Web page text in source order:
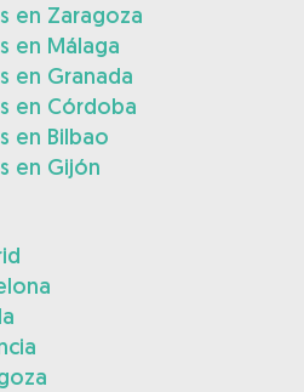
en Zaragoza
en Málaga
en Granada
en Córdoba
en Bilbao
en Gijón